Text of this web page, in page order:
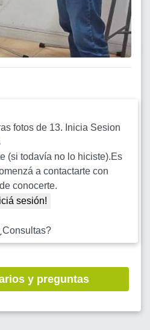
fotos de 13. Inicia Sesion
(si todavía no lo hiciste).Es
a contactarte con
conocerte.
sesión!
y preguntas